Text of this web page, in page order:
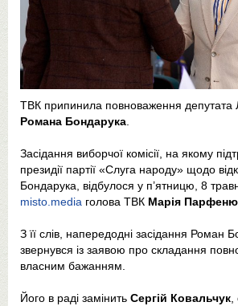
ТВК припинила повноваження депутата
Романа Бондарука
Засідання виборчої комісії, на якому
президії партії «Слуга народу» щодо
Бондарука, відбулося у п’ятницю, 8
misto.media голова ТВК Марія
З її слів, напередодні засідання Роман
звернувся із заявою про складання
власним бажанням.
Його в раді замінить Сергій Ковальчук